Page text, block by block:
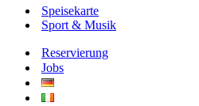
Speisekarte
Sport & Musik
Reservierung
Jobs